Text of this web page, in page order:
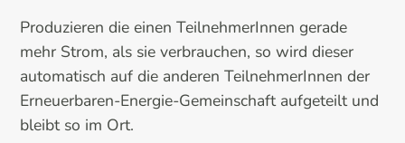
Produzieren die einen TeilnehmerInnen gerade
mehr Strom, als sie verbrauchen, so wird dieser
automatisch auf die anderen TeilnehmerInnen der
Erneuerbaren-Energie-Gemeinschaft aufgeteilt und
bleibt so im Ort.